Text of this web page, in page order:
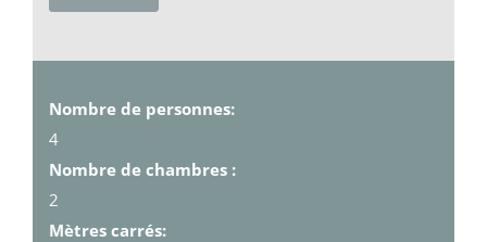
Nombre de personnes:
4
Nombre de chambres :
2
Mètres carrés: